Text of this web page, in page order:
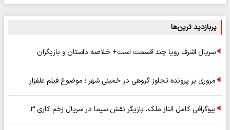
پربازدید ترین‌ها
سریال اشرف رویا چند قسمت است+ خلاصه داستان و بازیگران
مروری بر پرونده تجاوز گروهی در خمینی شهر ؛ موضوع فیلم علفزار
بیوگرافی کامل الناز ملک، بازیگر نقش سیما در سریال زخم کاری ۳